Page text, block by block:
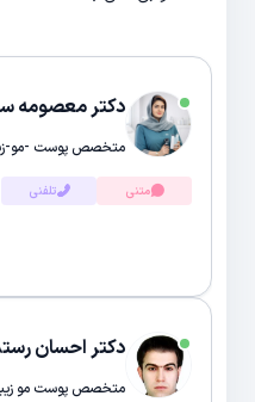
دکتر معصومه
متخصص پوست -مو-
متنی تلفنی
دکتر احسان
متخصص پوست مو